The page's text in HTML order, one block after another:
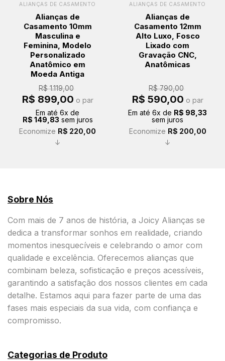
ALIANÇAS DE CASAMENTO
Alianças de
Casamento 10mm
Masculina e
Feminina, Modelo
Personalizado
Anatômico em
Moeda Antiga
R$1.119,00
O
preço
R$ 1.119,00.
R$ 899,00preço
é:
R$ 899,00.
o par
Em até 6x de
R$ 149,83 sem juros
Economize R$ 220,00
↓
ALIANÇAS DE CASAMENTO
Alianças de
Casamento 12mm
Alto Luxo, Fosco
Lixado com
Gravação CNC,
Anatômicas
R$790,00
O
preço
era:
R$ 790,00.
R$ 590,00preço
é:
o par
Em até 6x de R$ 98,33
sem juros
Economize R$ 200,00
↓
Sobre Nós
Com mais de 7 anos de história, a Joicy Alianças se
dedica a transformar sonhos em realidade, criando
momentos inesquecíveis e celebrando o amor com
qualidade e excelência. Oferecemos alianças que
combinam beleza, sofisticação e preços acessíveis,
garantindo a satisfação dos nossos clientes em cada
detalhe. Estamos aqui para fazer parte de uma das
fases mais especiais da sua vida, com confiança e
compromisso.
Categorias de Produto